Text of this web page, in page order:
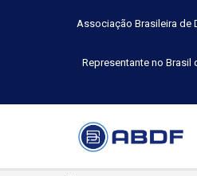
Associação Brasileira de
Representante no Brasil